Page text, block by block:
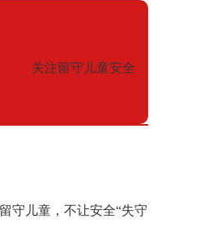
关注留守儿童安全
儿童，不让安全“失守